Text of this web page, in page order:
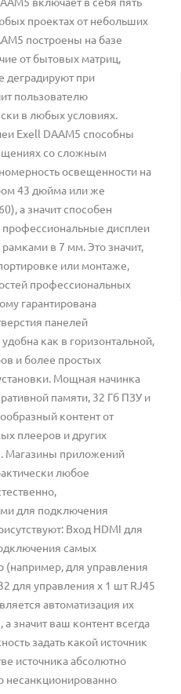
проектах от небольших
построены на базе
от бытовых матриц,
деградируют при
пользователю
в любых условиях.
Exell DAAM5 способны
со сложным
освещенности на
43 дюйма или же
а значит способен
профессиональные дисплеи
в 7 мм. Это значит,
или монтаже,
профессиональных
гарантирована
панелей
как в горизонтальной,
и более простых
Мощная начинка
памяти, 32 Гб ПЗУ и
контент от
плееров и других
Магазины приложений
любое
для подключения
Вход HDMI для
самых
(например, для управления
для управления х 1 шт RJ45
автоматизация их
значит ваш контент всегда
задать какой источник
источника абсолютно
несанкционированно